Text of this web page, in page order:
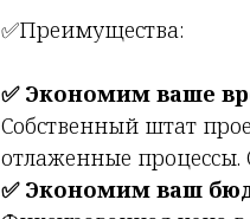
✅Преимущества:
✅ Экономим ваше
Собственный штат
отлаженные
✅ Экономим ваш